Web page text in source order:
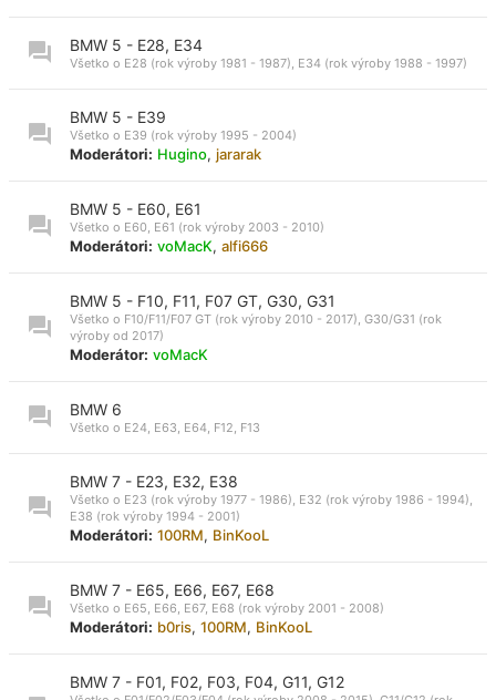
BMW 5 - E28, E34
Všetko o E28 (rok výroby 1981 - 1987), E34 (rok výroby 1988 - 1997)
BMW 5 - E39
Všetko o E39 (rok výroby 1995 - 2004)
Moderátori: Hugino, jararak
BMW 5 - E60, E61
Všetko o E60, E61 (rok výroby 2003 - 2010)
Moderátori: voMacK, alfi666
BMW 5 - F10, F11, F07 GT, G30, G31
Všetko o F10/F11/F07 GT (rok výroby 2010 - 2017), G30/G31 (rok
výroby od 2017)
Moderátor: voMacK
BMW 6
Všetko o E24, E63, E64, F12, F13
BMW 7 - E23, E32, E38
Všetko o E23 (rok výroby 1977 - 1986), E32 (rok výroby 1986 - 1994),
E38 (rok výroby 1994 - 2001)
Moderátori: 100RM, BinKooL
BMW 7 - E65, E66, E67, E68
Všetko o E65, E66, E67, E68 (rok výroby 2001 - 2008)
Moderátori: b0ris, 100RM, BinKooL
BMW 7 - F01, F02, F03, F04, G11, G12